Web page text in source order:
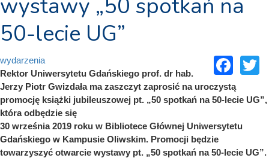
wystawy „50 spotkań na
50-lecie UG”
wydarzenia
Rektor Uniwersytetu Gdańskiego prof. dr hab.
Jerzy Piotr Gwizdała ma zaszczyt zaprosić na uroczystą
promocję książki jubileuszowej pt. „50 spotkań na 50-lecie UG”,
która odbędzie się
30 września 2019 roku w Bibliotece Głównej Uniwersytetu
Gdańskiego w Kampusie Oliwskim. Promocji będzie
towarzyszyć otwarcie wystawy pt. „50 spotkań na 50-lecie UG”.